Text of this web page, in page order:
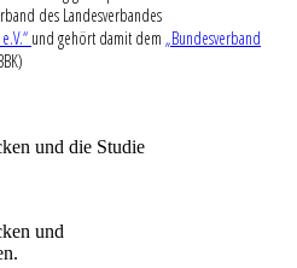
des Landesverbandes
und gehört damit dem „Bundesverband
und die Studie
und